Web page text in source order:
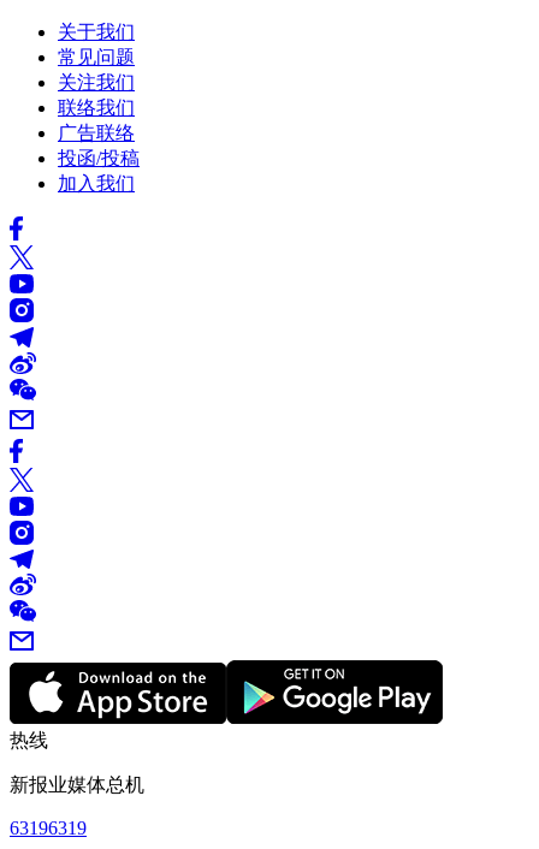
关于我们
常见问题
关注我们
联络我们
广告联络
投函/投稿
加入我们
热线
新报业媒体总机
63196319